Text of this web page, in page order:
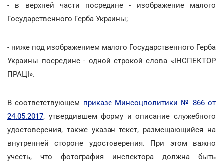
- в верхней части посредине - изображение малого
Государственного Герба Украины;
- ниже под изображением малого Государственного Герба
Украины посредине - одной строкой слова «ІНСПЕКТОР
ПРАЦІ».
В соответствующем приказе Минсоцполитики № 866 от
24.05.2017, утвердившем форму и описание служебного
удостоверения, также указан текст, размещающийся на
внутренней стороне удостоверения. При этом важно
учесть, что фотография инспектора должна быть